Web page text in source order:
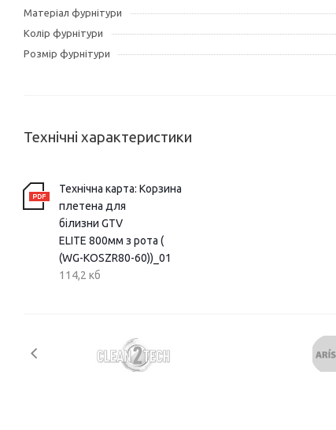
Матеріал фурнітури
Колір фурнітури
Розмір фурнітури
Технічні характеристики
Технічна карта: Корзина
плетена для
білизни GTV
ELITE 800мм з рота (
(WG-KOSZR80-60))_01
114,2 кб